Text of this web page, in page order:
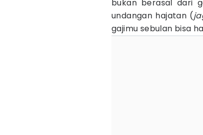
bukan berasal dari
undangan hajatan (
gajimu sebulan bisa